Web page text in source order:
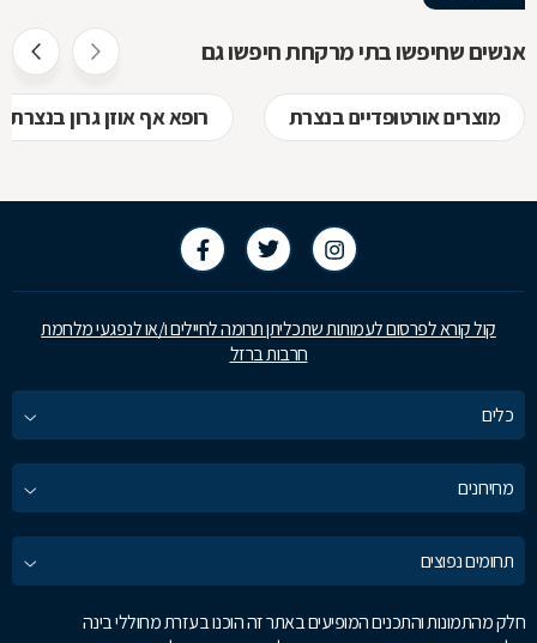
אנשים שחיפשו בתי מרקחת חיפשו גם
מוצרים אורטופדיים בנצרת רופא אף אוזן גרון בנצרת
קול קורא לפרסום לעמותות שתכליתן תרומה לחיילים ו/או לנפגעי מלחמת
חרבות ברזל
כלים
מחירונים
תחומים נפוצים
חלק מהתמונות והתכנים המופיעים באתר זה הוכנו בעזרת מחוללי בינה